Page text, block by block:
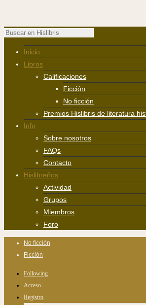
Inicio
Libros
Calificaciones
Ficción
No ficción
Premios Hislibris de literatura
Info
Sobre nosotros
FAQs
Contacto
Hislibreños
Actividad
Grupos
Miembros
Foro
No ficción
Ficción
Following
Acceso
Registro